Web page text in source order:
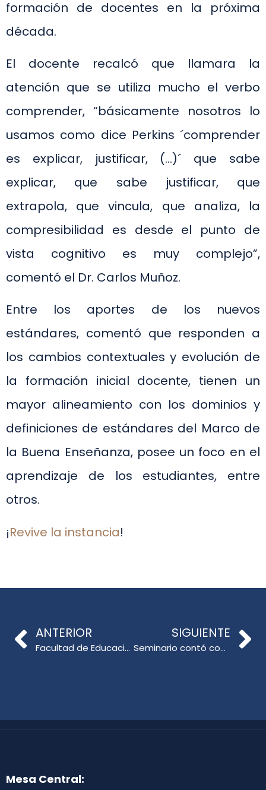
formación de docentes en la próxima
década.
El docente recalcó que llamara la
atención que se utiliza mucho el verbo
comprender, “básicamente nosotros lo
usamos como dice Perkins ´comprender
es explicar, justificar, (…)´ que sabe
explicar, que sabe justificar, que
extrapola, que vincula, que analiza, la
compresibilidad es desde el punto de
vista cognitivo es muy complejo”,
comentó el Dr. Carlos Muñoz.
Entre los aportes de los nuevos
estándares, comentó que responden a
los cambios contextuales y evolución de
la formación inicial docente, tienen un
mayor alineamiento con los dominios y
definiciones de estándares del Marco de
la Buena Enseñanza, posee un foco en el
aprendizaje de los estudiantes, entre
otros.
¡Revive la instancia!
ANTERIOR
Facultad de Educación realizó sus ceremonias de titulación cohortes 2019-2020
SIGUIENTE
Seminario contó con la presentación de expositor internacional
Mesa Central: